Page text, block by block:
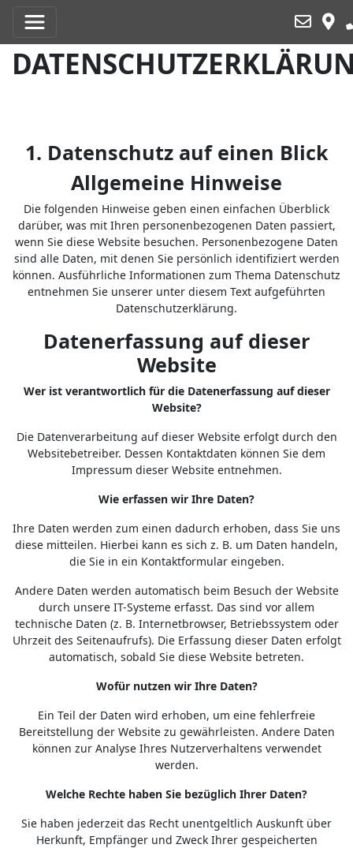
1. Datenschutz auf einen Blick
Allgemeine Hinweise
Die folgenden Hinweise geben einen einfachen Überblick
darüber, was mit Ihren personenbezogenen Daten passiert,
wenn Sie diese Website besuchen. Personenbezogene Daten
sind alle Daten, mit denen Sie persönlich identifiziert werden
können. Ausführliche Informationen zum Thema Datenschutz
entnehmen Sie unserer unter diesem Text aufgeführten
Datenschutzerklärung.
Datenerfassung auf dieser
Website
Wer ist verantwortlich für die Datenerfassung auf dieser
Website?
Die Datenverarbeitung auf dieser Website erfolgt durch den
Websitebetreiber. Dessen Kontaktdaten können Sie dem
Impressum dieser Website entnehmen.
Wie erfassen wir Ihre Daten?
Ihre Daten werden zum einen dadurch erhoben, dass Sie uns
diese mitteilen. Hierbei kann es sich z. B. um Daten handeln,
die Sie in ein Kontaktformular eingeben.
Andere Daten werden automatisch beim Besuch der Website
durch unsere IT-Systeme erfasst. Das sind vor allem
technische Daten (z. B. Internetbrowser, Betriebssystem oder
Uhrzeit des Seitenaufrufs). Die Erfassung dieser Daten erfolgt
automatisch, sobald Sie diese Website betreten.
Wofür nutzen wir Ihre Daten?
Ein Teil der Daten wird erhoben, um eine fehlerfreie
Bereitstellung der Website zu gewährleisten. Andere Daten
können zur Analyse Ihres Nutzerverhaltens verwendet
werden.
Welche Rechte haben Sie bezüglich Ihrer Daten?
Sie haben jederzeit das Recht unentgeltlich Auskunft über
Herkunft, Empfänger und Zweck Ihrer gespeicherten